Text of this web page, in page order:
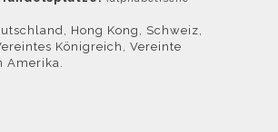
Hong Kong, Schweiz,
Königreich, Vereinte
Amerika.